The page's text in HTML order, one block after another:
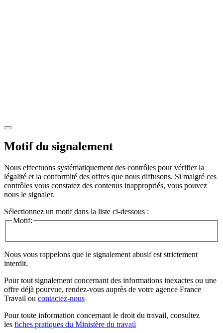
Motif du signalement
Nous effectuons systématiquement des contrôles pour vérifier la
légalité et la conformité des offres que nous diffusons. Si malgré ces
contrôles vous constatez des contenus inappropriés, vous pouvez
nous le signaler.
Sélectionnez un motif dans la liste ci-dessous :
Motif:
Nous vous rappelons que le signalement abusif est strictement
interdit.
Pour tout signalement concernant des informations inexactes ou une
offre déjà pourvue, rendez-vous auprès de votre agence France
Travail ou contactez-nous
Pour toute information concernant le droit du travail, consultez
les fiches pratiques du Ministère du travail